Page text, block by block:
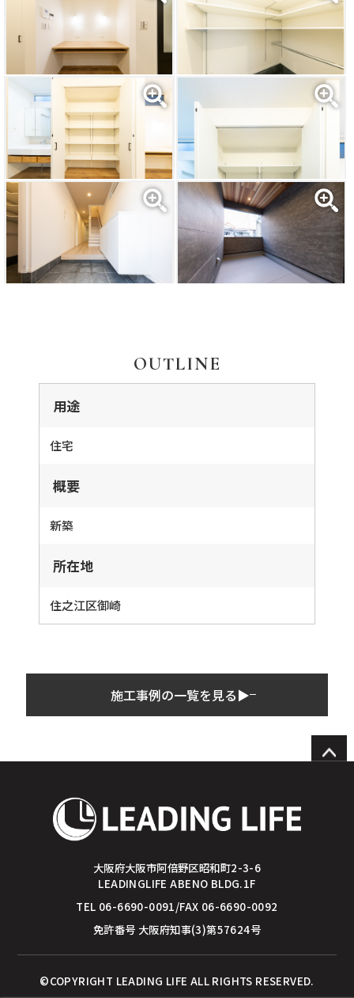
OUTLINE
用途
住宅
概要
新築
所在地
住之江区御崎
施工事例の一覧を見る▶︎
大阪府大阪市阿倍野区昭和町2-3-6
LEADINGLIFE ABENO BLDG.1F
TEL 06-6690-0091/FAX 06-6690-0092
免許番号 大阪府知事(3)第57624号
©COPYRIGHT LEADING LIFE ALL RIGHTS RESERVED.